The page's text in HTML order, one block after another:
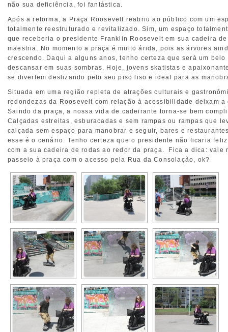
não sua deficiência, foi fantástica.
Após a reforma, a Praça Roosevelt reabriu ao público com um
totalmente reestruturado e revitalizado. Sim, um espaço
que receberia o presidente Franklin Roosevelt em sua cadeira
maestria. No momento a praça é muito árida, pois as árvores
crescendo. Daqui a alguns anos, tenho certeza que será um belo
descansar em suas sombras. Hoje, jovens skatistas e
se divertem deslizando pelo seu piso liso e ideal para as
Situada em uma região repleta de atrações culturais e
redondezas da Roosevelt com relação à acessibilidade deixam a
Saindo da praça, a nossa vida de cadeirante torna-se bem
Calçadas estreitas, esburacadas e sem rampas ou rampas que
calçada sem espaço para manobrar e seguir, bares e
esse é o cenário. Tenho certeza que o presidente não ficaria
com a sua cadeira de rodas ao redor da praça. Fica a dica: vale
passeio à praça com o acesso pela Rua da Consolação, ok?